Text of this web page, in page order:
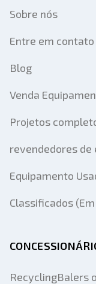
Sobre nós
Entre em
Blog
Venda
Projetos
revendedores de
Equipamento
Classificados
RecyclingBalers